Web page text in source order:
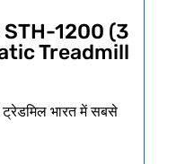
1200 (3
Treadmill
ट्रेडमिल भारत में सबसे